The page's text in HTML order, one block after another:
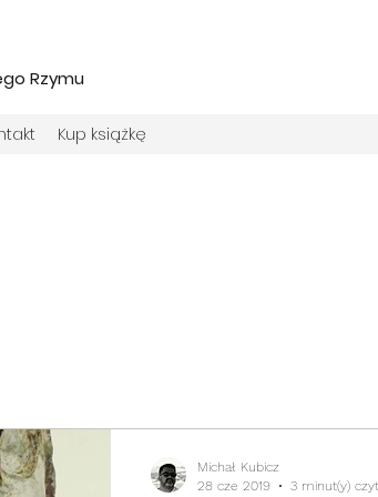
Rzymu
Kup książkę
Michał Kubicz
28 cze 2019
3 minut(y)